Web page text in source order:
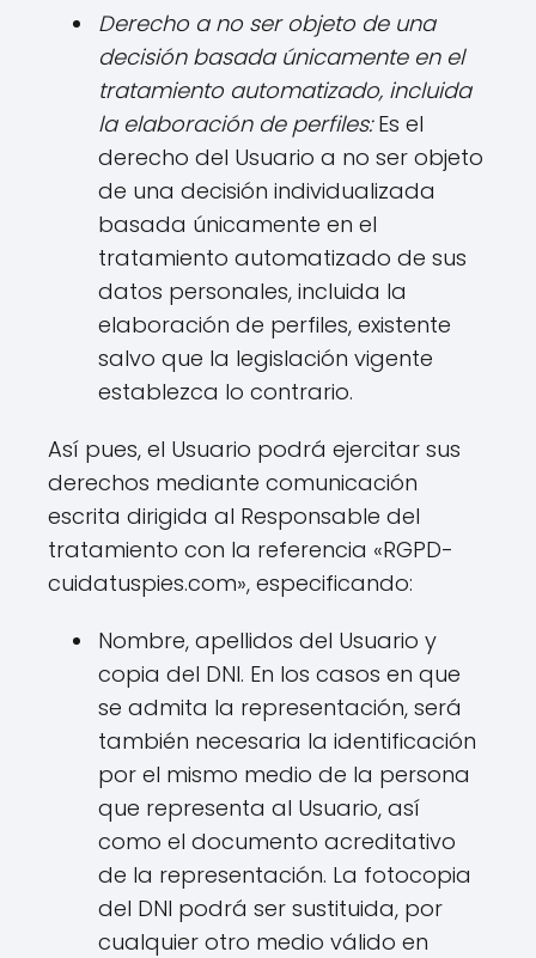
Derecho a no ser objeto de una
decisión basada únicamente en el
tratamiento automatizado, incluida
la elaboración de perfiles:Es el
derecho del Usuario a no ser objeto
de una decisión individualizada
basada únicamente en el
tratamiento automatizado de sus
datos personales, incluida la
elaboración de perfiles, existente
salvo que la legislación vigente
establezca lo contrario.
Así pues, el Usuario podrá ejercitar sus
derechos mediante comunicación
escrita dirigida al Responsable del
tratamiento con la referencia «RGPD-
cuidatuspies.com», especificando:
Nombre, apellidos del Usuario y
copia del DNI. En los casos en que
se admita la representación, será
también necesaria la identificación
por el mismo medio de la persona
que representa al Usuario, así
como el documento acreditativo
de la representación. La fotocopia
del DNI podrá ser sustituida, por
cualquier otro medio válido en